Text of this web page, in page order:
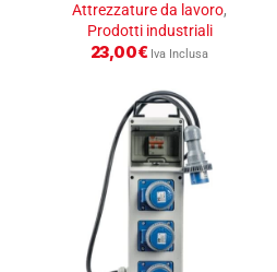
Attrezzature da lavoro,
Prodotti industriali
23,00€ Iva Inclusa